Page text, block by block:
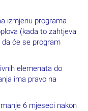
programa
(kada to zahtjeva
će se program
elemenata do
ima pravo na
6 mjeseci nakon